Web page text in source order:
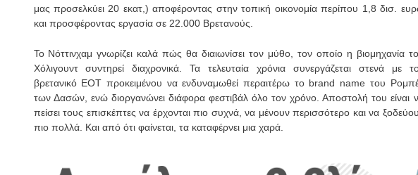
μας προσελκύει 20 εκατ,) αποφέροντας στην τοπική οικονομία περίπου 1,8 δισ.
και προσφέροντας εργασία σε 22.000 Βρετανούς.
Το Νόττινχαμ γνωρίζει καλά πώς θα διαιωνίσει τον μύθο, τον οποίο η βιομηχανία
Χόλιγουντ συντηρεί διαχρονικά. Τα τελευταία χρόνια συνεργάζεται στενά με
βρετανικό ΕΟΤ προκειμένου να ενδυναμωθεί περαιτέρω το brand name του
των Δασών, ενώ διοργανώνει διάφορα φεστιβάλ όλο τον χρόνο. Αποστολή του είναι
πείσει τους επισκέπτες να έρχονται πιο συχνά, να μένουν περισσότερο και να
πιο πολλά. Και από ότι φαίνεται, τα καταφέρνει μια χαρά.